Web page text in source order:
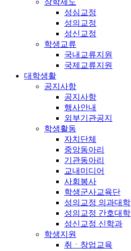
성심교정
성의교정
성신교정
학생교류
국내교류지원
국제교류지원
대학생활
공지사항
공지사항
행사안내
외부기관공지
학생활동
자치단체
중앙동아리
기관동아리
교내미디어
사회봉사
학생군사교육단
성의교정 의과대학
성의교정 간호대학
성신교정 신학과
학생지원
취ㆍ창업교육